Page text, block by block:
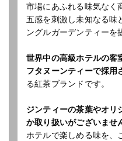
市場にあふれる味気なく
五感を刺激し未知なる味
ングルガーデンティーを
世界中の高級ホテルの客
フタヌーンティーで採用
る紅茶ブランドです。
ジンティーの茶葉やオリ
か取り扱いがございませ
ホテルで楽しめる味を、